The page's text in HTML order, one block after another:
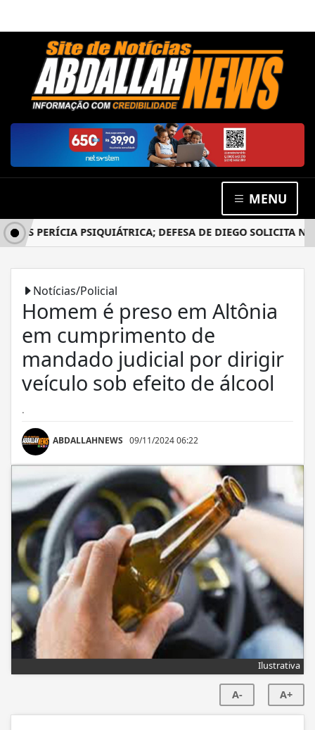
MENU
PERÍCIA PSIQUIÁTRICA; DEFESA DE DIEGO SOLICITA NOVO
Notícias/Policial
Homem é preso em Altônia
em cumprimento de
mandado judicial por dirigir
veículo sob efeito de álcool
.
ABDALLAHNEWS 09/11/2024 06:22
Ilustrativa
A- A+